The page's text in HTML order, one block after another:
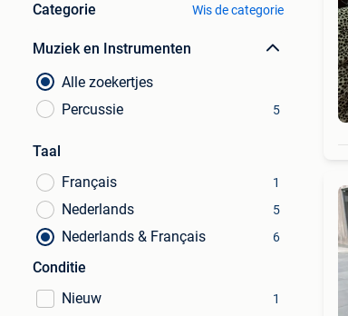
Categorie Wis de categorie
Muziek en Instrumenten
Alle zoekertjes
Percussie
5
Taal
Français
1
Nederlands 5
Nederlands & Français 6
Conditie
Nieuw
1